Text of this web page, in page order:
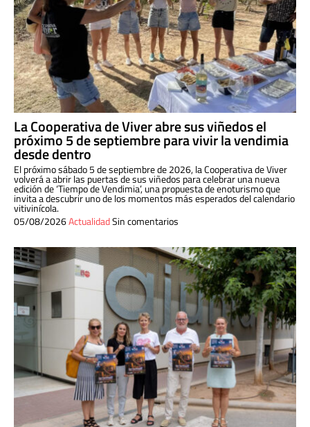
La Cooperativa de Viver abre sus viñedos el
próximo 5 de septiembre para vivir la vendimia
desde dentro
El próximo sábado 5 de septiembre de 2026, la Cooperativa de Viver
volverá a abrir las puertas de sus viñedos para celebrar una nueva
edición de ‘Tiempo de Vendimia’, una propuesta de enoturismo que
invita a descubrir uno de los momentos más esperados del calendario
vitivinícola.
05/08/2026ActualidadSin comentarios